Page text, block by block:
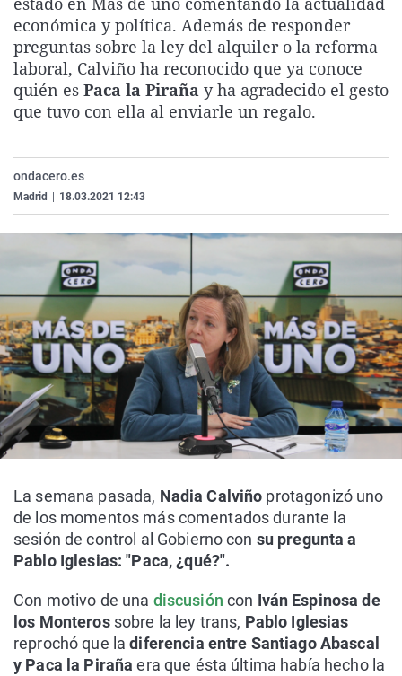
La rosa de los vientos
Gente viajera
Como el perro y el
Caso
Retornados
Equipo de
Operación Viuda
Extremadura
Galicia
La Rioja
Navarra
Virales
Televisión
Elecciones
económica y política. Además de responder
preguntas sobre la ley del alquiler o la reforma
laboral, Calviño ha reconocido que ya conoce
quién es Paca la Piraña y ha agradecido el gesto
que tuvo con ella al enviarle un regalo.
ondacero.es
Madrid 18.03.2021 12:43
La semana pasada, Nadia Calviño protagonizó uno
de los momentos más comentados durante la
sesión de control al Gobierno con su pregunta a
Pablo Iglesias: "Paca, ¿qué?".
Con motivo de una discusión con Iván Espinosa de
los Monterossobre la ley trans, Pablo Iglesias
reprochó que ladiferencia entre Santiago Abascal
y Paca la Piraña era que ésta última había hecho la